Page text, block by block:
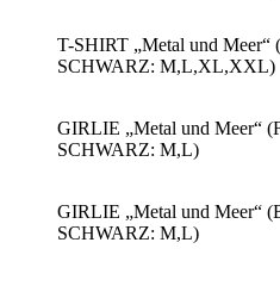
T-SHIRT „Metal und Meer“
SCHWARZ: M,L,XL,XXL)
GIRLIE „Metal und Meer“
SCHWARZ: M,L)
GIRLIE „Metal und Meer“
SCHWARZ: M,L)